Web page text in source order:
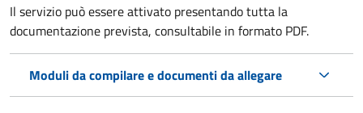
Il servizio può essere attivato presentando tutta la
documentazione prevista, consultabile in formato PDF.
Moduli da compilare e documenti da allegare